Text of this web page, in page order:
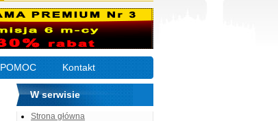
POMOC Kontakt
W serwisie
Strona główna